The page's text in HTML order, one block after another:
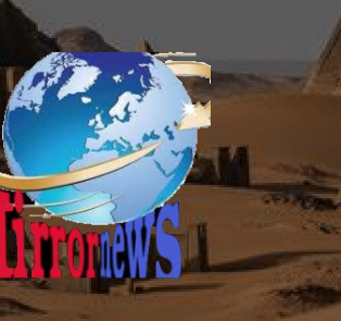
تخطي
إلى
المحتوى